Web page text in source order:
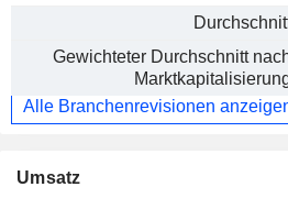
Gewichteter Durchschnitt
Alle Branchenrevisionen
Umsatz